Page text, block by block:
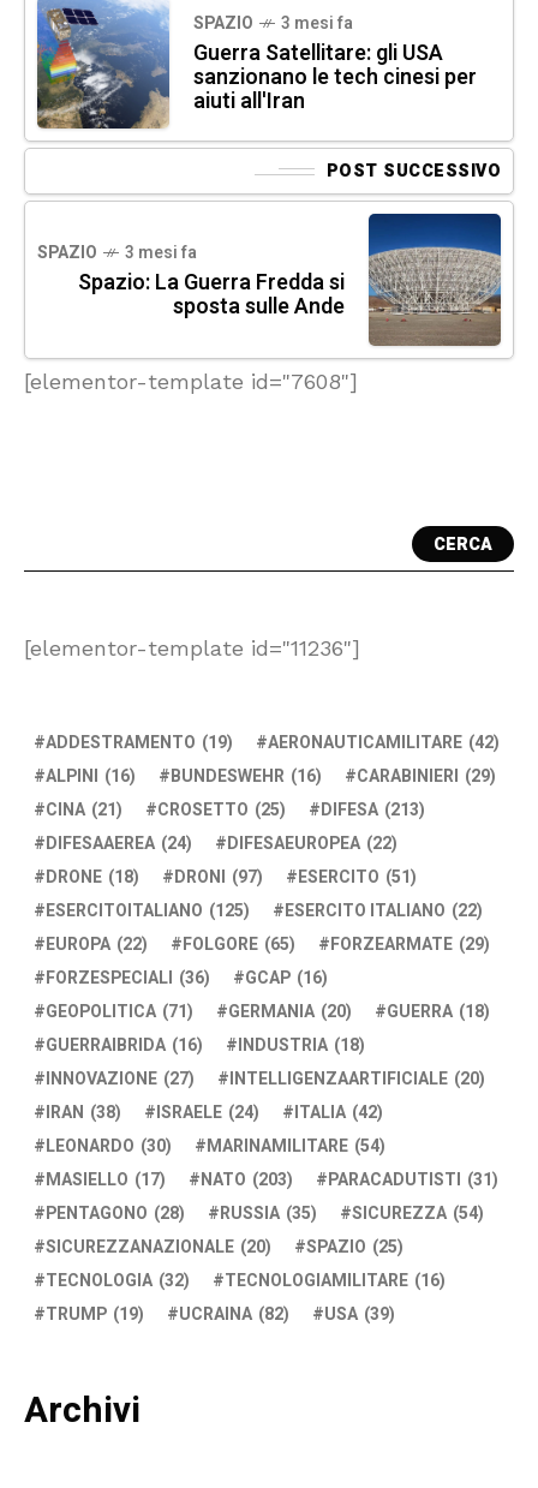
SPAZIO 3 mesi fa
Guerra Satellitare: gli USA
sanzionano le tech cinesi per
aiuti all'Iran
POST SUCCESSIVO
SPAZIO 3 mesi fa
Spazio: La Guerra Fredda si
sposta sulle Ande
[elementor-template id="7608"]
CERCA
[elementor-template id="11236"]
ADDESTRAMENTO (19) AERONAUTICAMILITARE (42)
ALPINI (16) BUNDESWEHR (16) CARABINIERI (29)
CINA (21) CROSETTO (25) DIFESA (213)
DIFESAAEREA (24) DIFESAEUROPEA (22)
DRONE (18) DRONI (97) ESERCITO (51)
ESERCITOITALIANO (125) ESERCITO ITALIANO (22)
EUROPA (22) FOLGORE (65) FORZEARMATE (29)
FORZESPECIALI (36) GCAP (16)
GEOPOLITICA (71) GERMANIA (20) GUERRA (18)
GUERRAIBRIDA (16) INDUSTRIA (18)
INNOVAZIONE (27) INTELLIGENZAARTIFICIALE (20)
IRAN (38) ISRAELE (24) ITALIA (42)
LEONARDO (30) MARINAMILITARE (54)
MASIELLO (17) NATO (203) PARACADUTISTI (31)
PENTAGONO (28) RUSSIA (35) SICUREZZA (54)
SICUREZZANAZIONALE (20) SPAZIO (25)
TECNOLOGIA (32) TECNOLOGIAMILITARE (16)
TRUMP (19) UCRAINA (82) USA (39)
Archivi